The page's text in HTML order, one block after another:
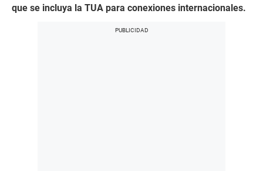
que se incluya la TUA para conexiones internacionales.